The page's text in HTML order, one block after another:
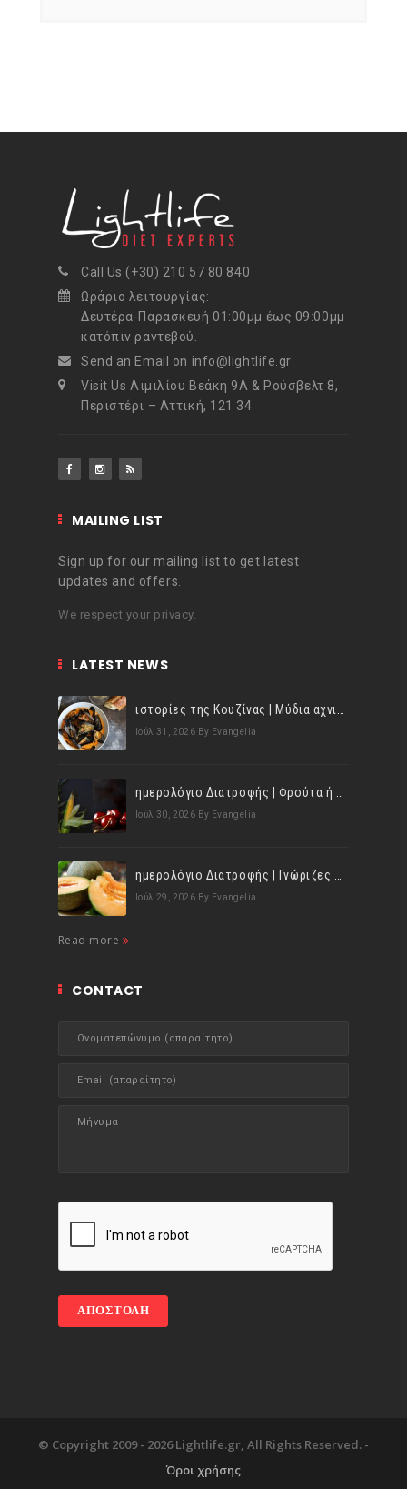
Call Us (+30) 210 57 80 840
Ωράριο λειτουργίας:
Δευτέρα-Παρασκευή 01:00μμ έως 09:00μμ
κατόπιν ραντεβού.
Send an Email on info@lightlife.gr
Visit Us Αιμιλίου Βεάκη 9Α & Ρούσβελτ 8,
Περιστέρι – Αττική, 121 34
MAILING LIST
Sign up for our mailing list to get latest
updates and offers.
We respect your privacy.
LATEST NEWS
Ιούλ 31, 2026 By Evangelia
Ιούλ 30, 2026 By Evangelia
Ιούλ 29, 2026 By Evangelia
Read more
CONTACT
© Copyright 2009 - 2026 Lightlife.gr, All Rights Reserved. -
Όροι χρήσης